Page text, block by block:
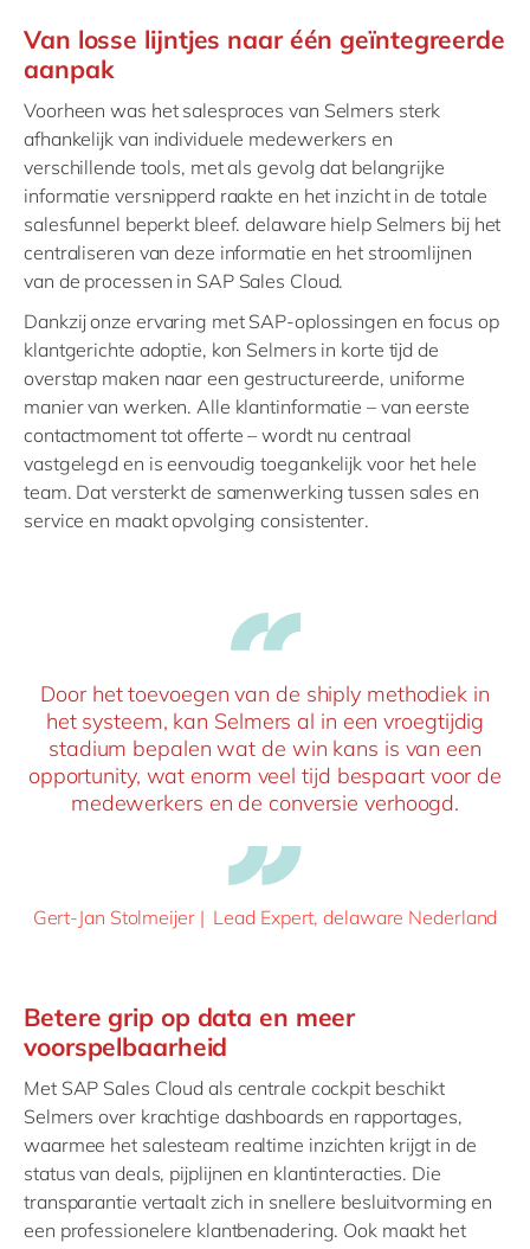
Van losse lijntjes naar één geïntegreerde
aanpak
Voorheen was het salesproces van Selmers sterk
afhankelijk van individuele medewerkers en
verschillende tools, met als gevolg dat belangrijke
informatie versnipperd raakte en het inzicht in de totale
salesfunnel beperkt bleef. delaware hielp Selmers bij het
centraliseren van deze informatie en het stroomlijnen
van de processen in SAP Sales Cloud.
Dankzij onze ervaring met SAP-oplossingen en focus op
klantgerichte adoptie, kon Selmers in korte tijd de
overstap maken naar een gestructureerde, uniforme
manier van werken. Alle klantinformatie – van eerste
contactmoment tot offerte – wordt nu centraal
vastgelegd en is eenvoudig toegankelijk voor het hele
team. Dat versterkt de samenwerking tussen sales en
service en maakt opvolging consistenter.
Door het toevoegen van de shiply methodiek in
het systeem, kan Selmers al in een vroegtijdig
stadium bepalen wat de win kans is van een
opportunity, wat enorm veel tijd bespaart voor de
medewerkers en de conversie verhoogd.
Gert-Jan Stolmeijer | Lead Expert, delaware Nederland
Betere grip op data en meer
voorspelbaarheid
Met SAP Sales Cloud als centrale cockpit beschikt
Selmers over krachtige dashboards en rapportages,
waarmee het salesteam realtime inzichten krijgt in de
status van deals, pijplijnen en klantinteracties. Die
transparantie vertaalt zich in snellere besluitvorming en
een professionelere klantbenadering. Ook maakt het